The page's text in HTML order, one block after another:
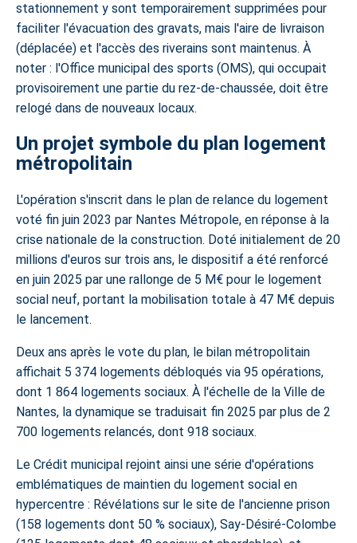
stationnement y sont temporairement supprimées pour
faciliter l'évacuation des gravats, mais l'aire de livraison
(déplacée) et l'accès des riverains sont maintenus. À
noter : l'Office municipal des sports (OMS), qui occupait
provisoirement une partie du rez-de-chaussée, doit être
relogé dans de nouveaux locaux.
Un projet symbole du plan logement
métropolitain
L'opération s'inscrit dans le plan de relance du logement
voté fin juin 2023 par Nantes Métropole, en réponse à la
crise nationale de la construction. Doté initialement de 20
millions d'euros sur trois ans, le dispositif a été renforcé
en juin 2025 par une rallonge de 5 M€ pour le logement
social neuf, portant la mobilisation totale à 47 M€ depuis
le lancement.
Deux ans après le vote du plan, le bilan métropolitain
affichait 5 374 logements débloqués via 95 opérations,
dont 1 864 logements sociaux. À l'échelle de la Ville de
Nantes, la dynamique se traduisait fin 2025 par plus de 2
700 logements relancés, dont 918 sociaux.
Le Crédit municipal rejoint ainsi une série d'opérations
emblématiques de maintien du logement social en
hypercentre : Révélations sur le site de l'ancienne prison
(158 logements dont 50 % sociaux), Say-Désiré-Colombe